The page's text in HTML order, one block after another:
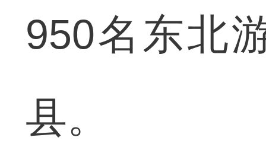
950名东北
县。